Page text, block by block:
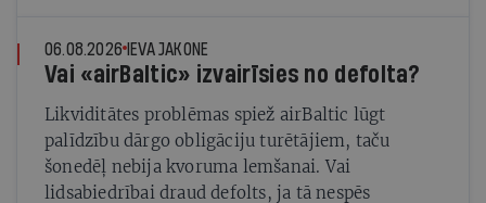
06.08.2026 IEVA JAKONE
Vai «airBaltic» izvairīsies no defolta?
Likviditātes problēmas spiež airBaltic lūgt
palīdzību dārgo obligāciju turētājiem, taču
šonedēļ nebija kvoruma lemšanai. Vai
lidsabiedrībai draud defolts, ja tā nespēs